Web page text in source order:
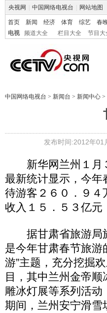
央视网 中国网络电视台 网站地图
首页 新闻 经济 体育 综艺 春
电视
频道大全 栏目大全 节目大
中国网络电视台 > 新闻台 > 新闻中心 >
发布时间:2012年01
新华网兰州１月３
最新统计显示，今年
待游客２６０．９４
收入１５．５３亿
据甘肃省旅游局旅
是今年甘肃春节旅游
游”主题，充分挖掘
目，其中兰州金帝
雕冰灯展等系列活
期间，兰州安宁滑雪